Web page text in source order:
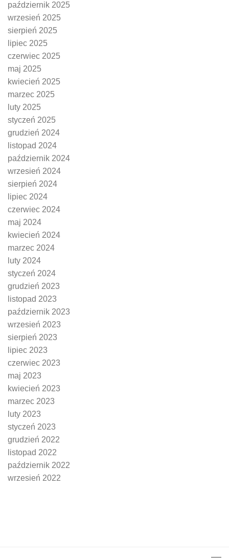
październik 2025
wrzesień 2025
sierpień 2025
lipiec 2025
czerwiec 2025
maj 2025
kwiecień 2025
marzec 2025
luty 2025
styczeń 2025
grudzień 2024
listopad 2024
październik 2024
wrzesień 2024
sierpień 2024
lipiec 2024
czerwiec 2024
maj 2024
kwiecień 2024
marzec 2024
luty 2024
styczeń 2024
grudzień 2023
listopad 2023
październik 2023
wrzesień 2023
sierpień 2023
lipiec 2023
czerwiec 2023
maj 2023
kwiecień 2023
marzec 2023
luty 2023
styczeń 2023
grudzień 2022
listopad 2022
październik 2022
wrzesień 2022